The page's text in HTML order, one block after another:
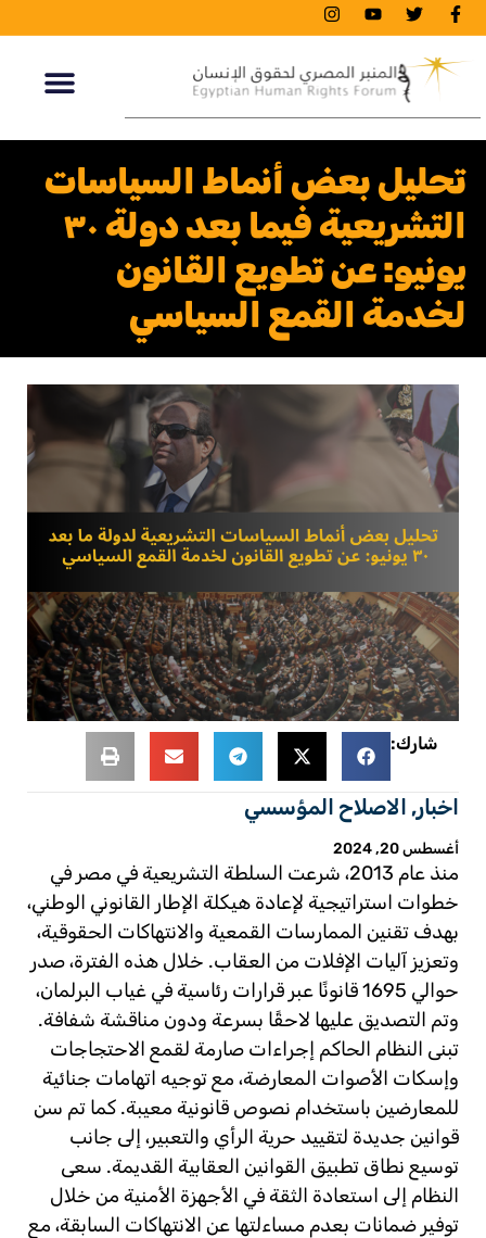
تحليل بعض أنماط السياسات
التشريعية فيما بعد دولة ٣٠
يونيو: عن تطويع القانون
لخدمة القمع السياسي
شارك:
اخبار, الاصلاح المؤسسي
أغسطس 20, 2024
منذ عام 2013، شرعت السلطة التشريعية في مصر في
خطوات استراتيجية لإعادة هيكلة الإطار القانوني الوطني،
بهدف تقنين الممارسات القمعية والانتهاكات الحقوقية،
وتعزيز آليات الإفلات من العقاب. خلال هذه الفترة، صدر
حوالي 1695 قانونًا عبر قرارات رئاسية في غياب البرلمان،
وتم التصديق عليها لاحقًا بسرعة ودون مناقشة شفافة.
تبنى النظام الحاكم إجراءات صارمة لقمع الاحتجاجات
وإسكات الأصوات المعارضة، مع توجيه اتهامات جنائية
للمعارضين باستخدام نصوص قانونية معيبة. كما تم سن
قوانين جديدة لتقييد حرية الرأي والتعبير، إلى جانب
توسيع نطاق تطبيق القوانين العقابية القديمة. سعى
النظام إلى استعادة الثقة في الأجهزة الأمنية من خلال
توفير ضمانات بعدم مساءلتها عن الانتهاكات السابقة، مع